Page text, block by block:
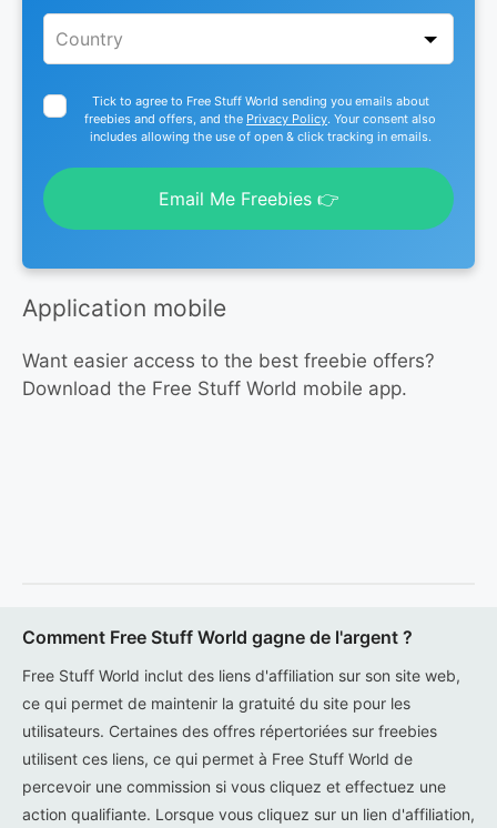
Tick to agree to Free Stuff World sending you emails about
freebies and offers, and the Privacy Policy. Your consent also
includes allowing the use of open & click tracking in emails.
Email Me Freebies 👉
Application mobile
Want easier access to the best freebie offers?
Download the Free Stuff World mobile app.
Comment Free Stuff World gagne de l'argent ?
Free Stuff World inclut des liens d'affiliation sur son site web,
ce qui permet de maintenir la gratuité du site pour les
utilisateurs. Certaines des offres répertoriées sur freebies
utilisent ces liens, ce qui permet à Free Stuff World de
percevoir une commission si vous cliquez et effectuez une
action qualifiante. Lorsque vous cliquez sur un lien d'affiliation,